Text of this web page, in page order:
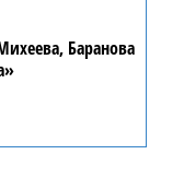
Баранова